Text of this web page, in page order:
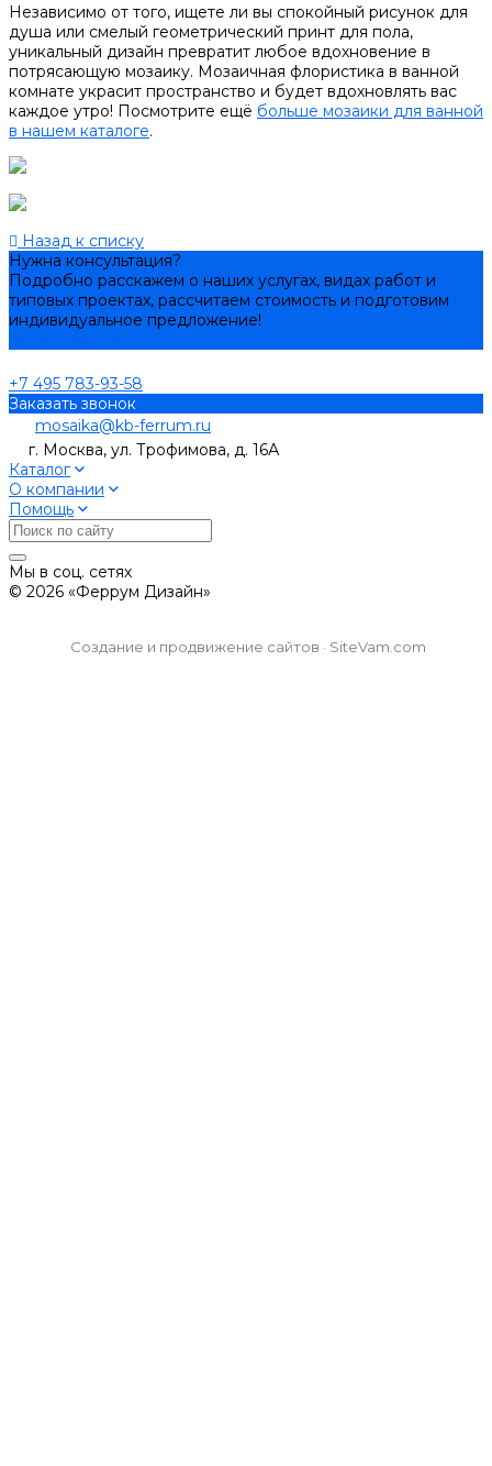
Независимо от того, ищете ли вы спокойный рисунок для
душа или смелый геометрический принт для пола,
уникальный дизайн превратит любое вдохновение в
потрясающую мозаику. Мозаичная флористика в ванной
комнате украсит пространство и будет вдохновлять вас
каждое утро! Посмотрите ещё больше мозаики для ванной
в нашем каталоге.
Назад к списку
Нужна консультация?
Подробно расскажем о наших услугах, видах работ и
типовых проектах, рассчитаем стоимость и подготовим
индивидуальное предложение!
+7 495 783-93-58
Заказать звонок
mosaika@kb-ferrum.ru
г. Москва, ул. Трофимова, д. 16А
Каталог
О компании
Помощь
Мы в соц. сетях
© 2026 «Феррум Дизайн»
Создание и продвижение сайтов · SiteVam.com